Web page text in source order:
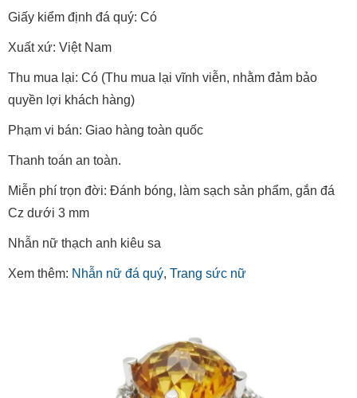
Giấy kiểm định đá quý: Có
Xuất xứ: Việt Nam
Thu mua lại: Có (Thu mua lại vĩnh viễn, nhằm đảm bảo
quyền lợi khách hàng)
Phạm vi bán: Giao hàng toàn quốc
Thanh toán an toàn.
Miễn phí trọn đời: Đánh bóng, làm sạch sản phẩm, gắn đá
Cz dưới 3 mm
Nhẫn nữ thạch anh kiêu sa
Xem thêm: Nhẫn nữ đá quý, Trang sức nữ